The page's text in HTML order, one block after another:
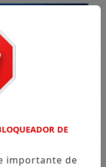
DE
importante de